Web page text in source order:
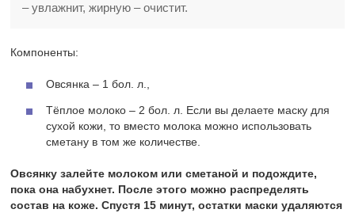
– увлажнит, жирную – очистит.
Компоненты:
Овсянка – 1 бол. л.,
Тёплое молоко – 2 бол. л. Если вы делаете маску для
сухой кожи, то вместо молока можно использовать
сметану в том же количестве.
Овсянку залейте молоком или сметаной и подождите,
пока она набухнет. После этого можно распределять
состав на коже. Спустя 15 минут, остатки маски удаляются